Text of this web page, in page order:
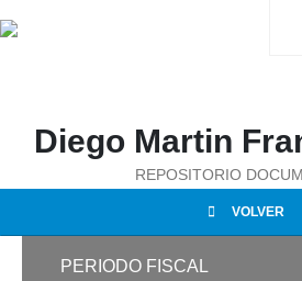
Diego Martin
REPOSITORIO
VOLVER
PERIODO FISCAL